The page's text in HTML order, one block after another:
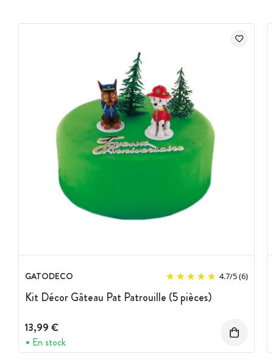
soumis à modifications.
GATODECO 4.7/5(6)
Kit Décor Gâteau Pat Patrouille (5 pièces)
13,99 €
En stock